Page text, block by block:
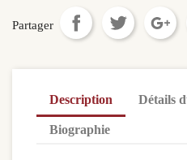
Partager
Description Détails
Biographie